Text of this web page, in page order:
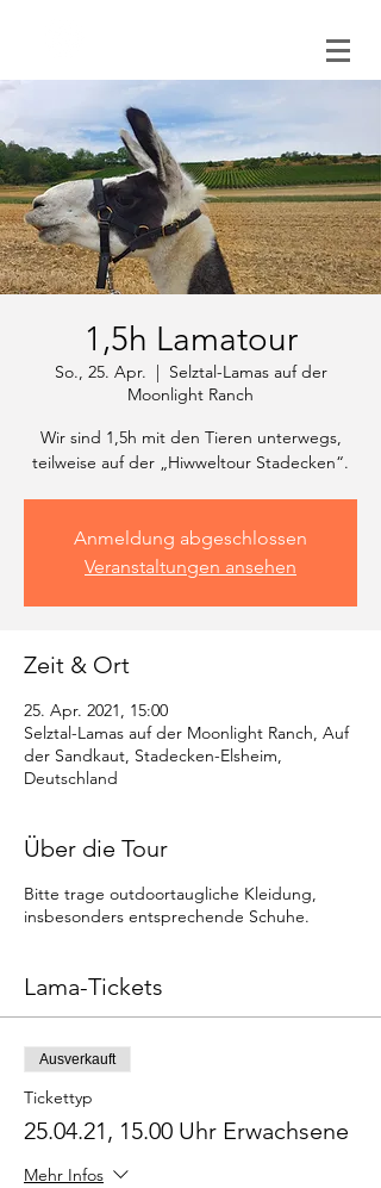
1,5h Lamatour
So., 25. Apr.
  |
Selztal-Lamas auf der
Moonlight Ranch
Wir sind 1,5h mit den Tieren unterwegs,
Anmeldung abgeschlossen
Veranstaltungen ansehen
Zeit & Ort
25. Apr. 2021, 15:00
Selztal-Lamas auf der Moonlight Ranch, Auf
der Sandkaut, Stadecken-Elsheim,
Deutschland
Über die Tour
Bitte trage outdoortaugliche Kleidung,
insbesonders entsprechende Schuhe.
Lama-Tickets
Ausverkauft
Tickettyp
25.04.21, 15.00 Uhr Erwachsene
Mehr Infos